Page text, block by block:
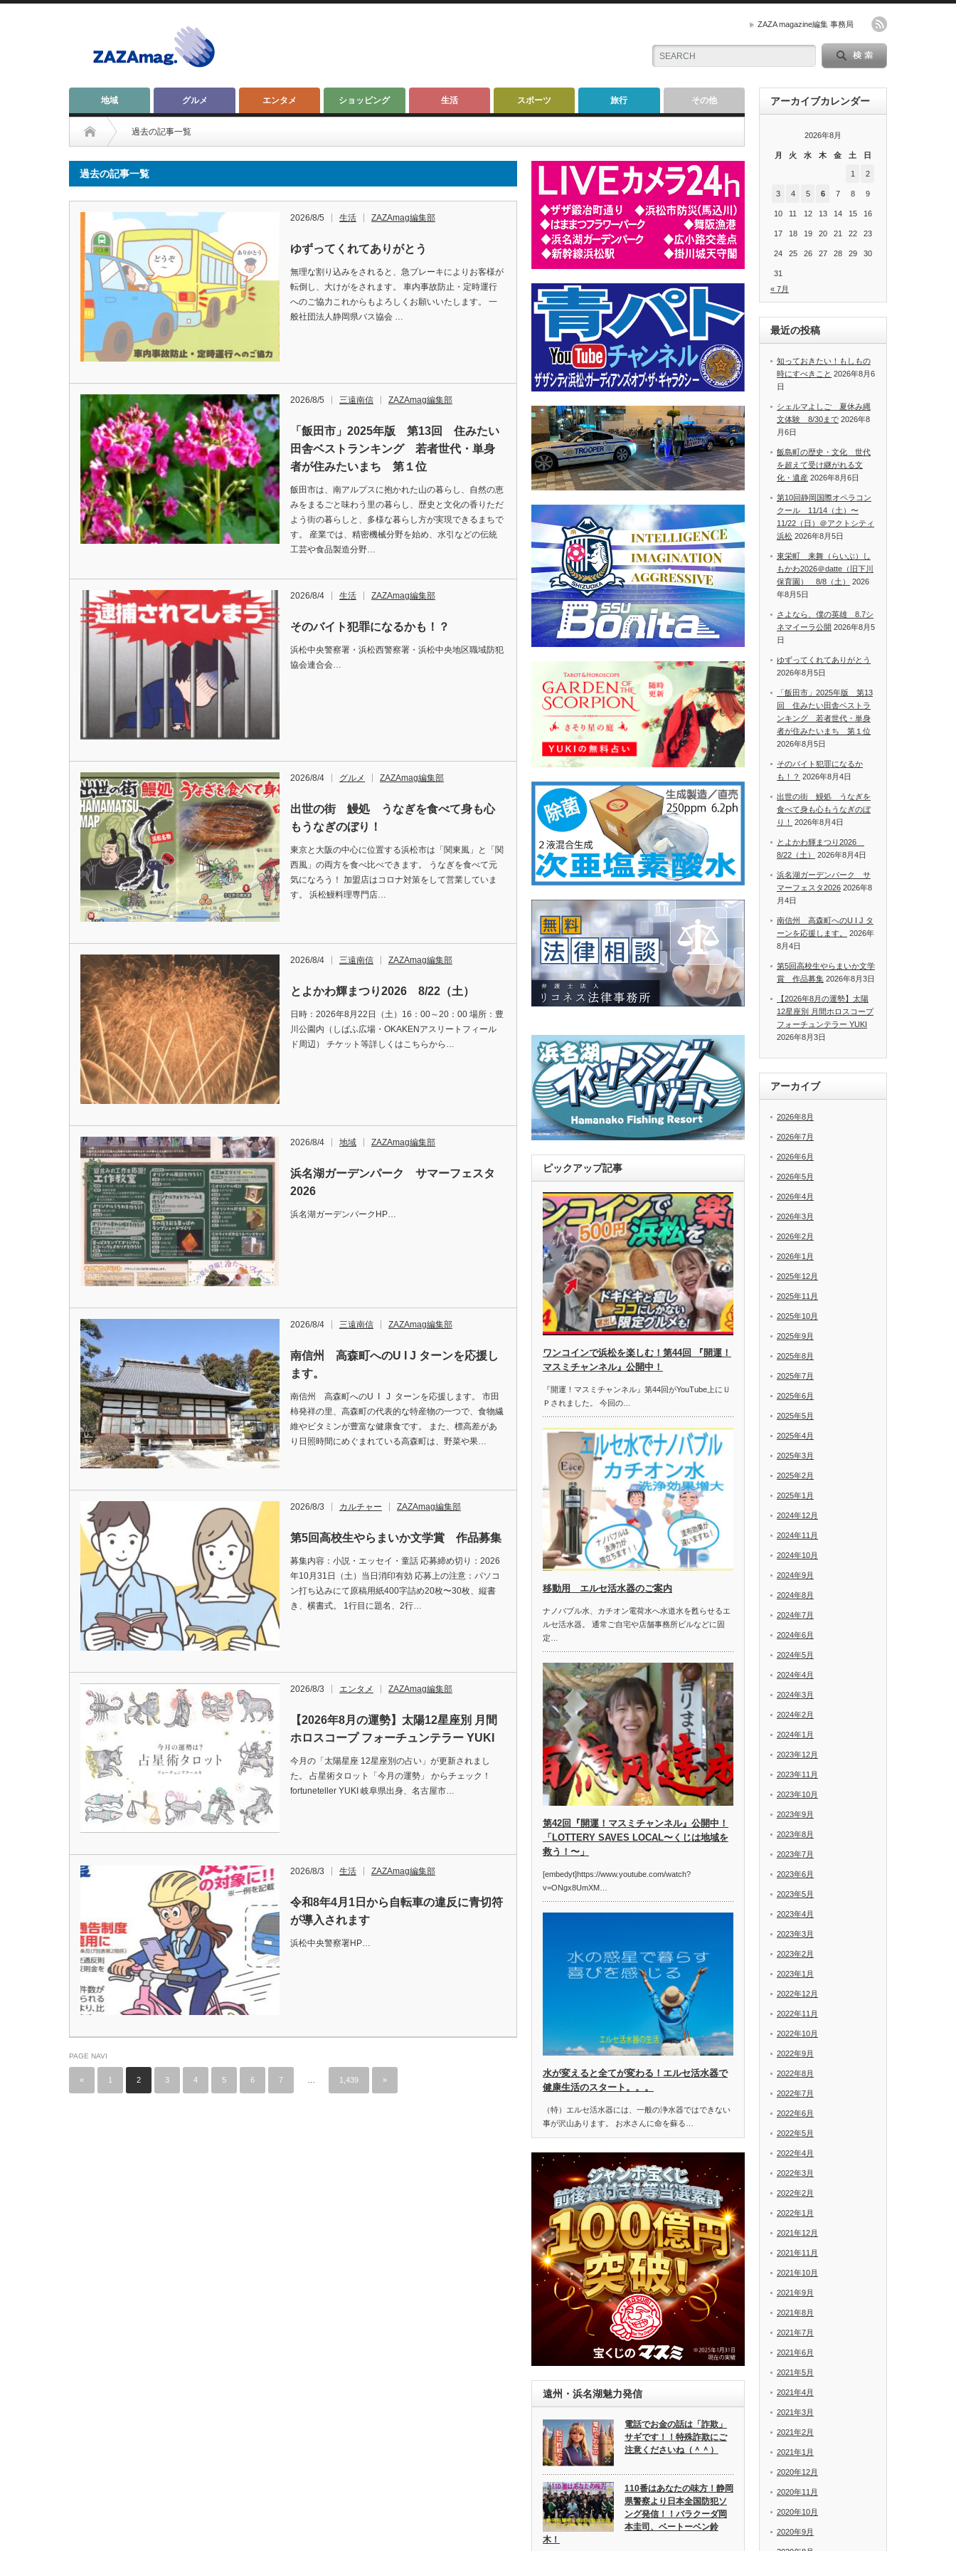
ZAZA magazine編集 事務局
地域 グルメ エンタメ ショッピング 生活 スポーツ 旅行 その他
過去の記事一覧
過去の記事一覧
2026/8/5 生活 ZAZAmag編集部
ゆずってくれてありがとう
無理な割り込みをされると、急ブレーキによりお客様が
転倒し、大けがをされます。 車内事故防止・定時運行
へのご協力これからもよろしくお願いいたします。 一
般社団法人静岡県バス協会 …
2026/8/5 三遠南信 ZAZAmag編集部
「飯田市」2025年版 第13回 住みたい
田舎ベストランキング 若者世代・単身
者が住みたいまち 第１位
飯田市は、南アルプスに抱かれた山の暮らし、自然の恵
みをまるごと味わう里の暮らし、歴史と文化の香りただ
よう街の暮らしと、多様な暮らし方が実現できるまちで
す。 産業では、精密機械分野を始め、水引などの伝統
工芸や食品製造分野…
2026/8/4 生活 ZAZAmag編集部
そのバイト犯罪になるかも！？
浜松中央警察署・浜松西警察署・浜松中央地区職域防犯
協会連合会…
2026/8/4 グルメ ZAZAmag編集部
出世の街 鰻処 うなぎを食べて身も心
もうなぎのぼり！
東京と大阪の中心に位置する浜松市は「関東風」と「関
西風」の両方を食べ比べできます。 うなぎを食べて元
気になろう！ 加盟店はコロナ対策をして営業していま
す。 浜松鰻料理専門店…
2026/8/4 三遠南信 ZAZAmag編集部
とよかわ輝まつり2026 8/22（土）
日時：2026年8月22日（土）16：00～20：00 場所：豊
川公園内（しばふ広場・OKAKENアスリートフィール
ド周辺） チケット等詳しくはこちらから…
2026/8/4 地域 ZAZAmag編集部
浜名湖ガーデンパーク サマーフェスタ
2026
浜名湖ガーデンパークHP…
2026/8/4 三遠南信 ZAZAmag編集部
南信州 高森町へのU I J ターンを応援し
ます。
南信州 高森町へのU I J ターンを応援します。 市田
柿発祥の里、高森町の代表的な特産物の一つで、食物繊
維やビタミンが豊富な健康食です。 また、標高差があ
り日照時間にめぐまれている高森町は、野菜や果…
2026/8/3 カルチャー ZAZAmag編集部
第5回高校生やらまいか文学賞 作品募集
募集内容：小説・エッセイ・童話 応募締め切り：2026
年10月31日（土）当日消印有効 応募上の注意：パソコ
ン打ち込みにて原稿用紙400字詰め20枚〜30枚、縦書
き、横書式。 1行目に題名、2行…
2026/8/3 エンタメ ZAZAmag編集部
【2026年8月の運勢】太陽12星座別 月間
ホロスコープ フォーチュンテラー YUKI
今月の「太陽星座 12星座別の占い」が更新されまし
た。 占星術タロット「今月の運勢」 からチェック！
fortuneteller YUKI 岐阜県出身、名古屋市…
2026/8/3 生活 ZAZAmag編集部
令和8年4月1日から自転車の違反に青切符
が導入されます
浜松中央警察署HP…
PAGE NAVI
« 1 2 3 4 5 6 7 1,439 »
ピックアップ記事
ワンコインで浜松を楽しむ！第44回 『開運！
マスミチャンネル』公開中！
『開運！マスミチャンネル』第44回がYouTube上にＵ
Ｐされました。 今回の…
移動用 エルセ活水器のご案内
ナノバブル水、カチオン電荷水へ水道水を甦らせるエ
ルセ活水器。 通常ご自宅や店舗事務所ビルなどに固
定…
第42回『開運！マスミチャンネル』公開中！
「LOTTERY SAVES LOCAL〜くじは地域を
救う！〜」
[embedyt]https://www.youtube.com/watch?
v=ONgx8UmXM…
水が変えると全てが変わる！エルセ活水器で
健康生活のスタート。。。
（特）エルセ活水器には、一般の浄水器ではできない
事が沢山あります。 お水さんに命を蘇る…
遠州・浜名湖魅力発信
電話でお金の話は「詐欺」
サギです！！特殊詐欺にご
注意くださいね（＾＾）
110番はあなたの味方！静岡
県警察より日本全国防犯ソ
ング発信！！バラクーダ岡
本圭司、ベートーベン鈴
木！
アーカイブカレンダー
2026年8月
月 火 水 木 金 土 日
1 2
3 4 5 6 7 8 9
10 11 12 13 14 15 16
17 18 19 20 21 22 23
24 25 26 27 28 29 30
31
« 7月
最近の投稿
知っておきたい！もしもの
時にすべきこと 2026年8月6
日
シェルマよしご 夏休み縄
文体験 8/30まで 2026年8
月6日
飯島町の歴史・文化 世代
を超えて受け継がれる文
化・遺産 2026年8月6日
第10回静岡国際オペラコン
クール 11/14（土）〜
11/22（日）＠アクトシティ
浜松 2026年8月5日
東栄町 来舞（らいぶ）し
もかわ2026＠datte（旧下川
保育園） 8/8（土）
2026
年8月5日
さよなら、僕の英雄 8.7シ
ネマイーラ公開 2026年8月5
日
ゆずってくれてありがとう
2026年8月5日
「飯田市」2025年版 第13
回 住みたい田舎ベストラ
ンキング 若者世代・単身
者が住みたいまち 第１位
2026年8月5日
そのバイト犯罪になるか
も！？ 2026年8月4日
出世の街 鰻処 うなぎを
食べて身も心もうなぎのぼ
り！
2026年8月4日
とよかわ輝まつり2026
8/22（土）
2026年8月4日
浜名湖ガーデンパーク サ
マーフェスタ2026 2026年8
月4日
南信州 高森町へのU I J タ
ーンを応援します。
2026年
8月4日
第5回高校生やらまいか文学
賞 作品募集 2026年8月3日
【2026年8月の運勢】太陽
12星座別 月間ホロスコープ
フォーチュンテラー YUKI
2026年8月3日
アーカイブ
2026年8月
2026年7月
2026年6月
2026年5月
2026年4月
2026年3月
2026年2月
2026年1月
2025年12月
2025年11月
2025年10月
2025年9月
2025年8月
2025年7月
2025年6月
2025年5月
2025年4月
2025年3月
2025年2月
2025年1月
2024年12月
2024年11月
2024年10月
2024年9月
2024年8月
2024年7月
2024年6月
2024年5月
2024年4月
2024年3月
2024年2月
2024年1月
2023年12月
2023年11月
2023年10月
2023年9月
2023年8月
2023年7月
2023年6月
2023年5月
2023年4月
2023年3月
2023年2月
2023年1月
2022年12月
2022年11月
2022年10月
2022年9月
2022年8月
2022年7月
2022年6月
2022年5月
2022年4月
2022年3月
2022年2月
2022年1月
2021年12月
2021年11月
2021年10月
2021年9月
2021年8月
2021年7月
2021年6月
2021年5月
2021年4月
2021年3月
2021年2月
2021年1月
2020年12月
2020年11月
2020年10月
2020年9月